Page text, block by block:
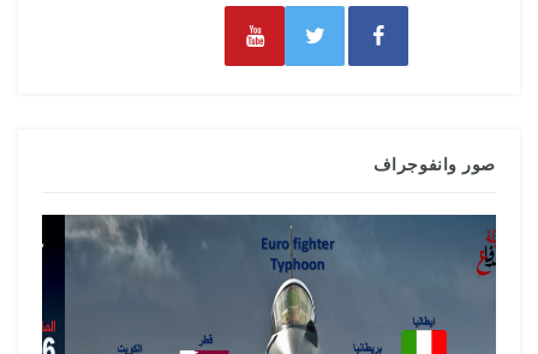
صور وانفوجراف